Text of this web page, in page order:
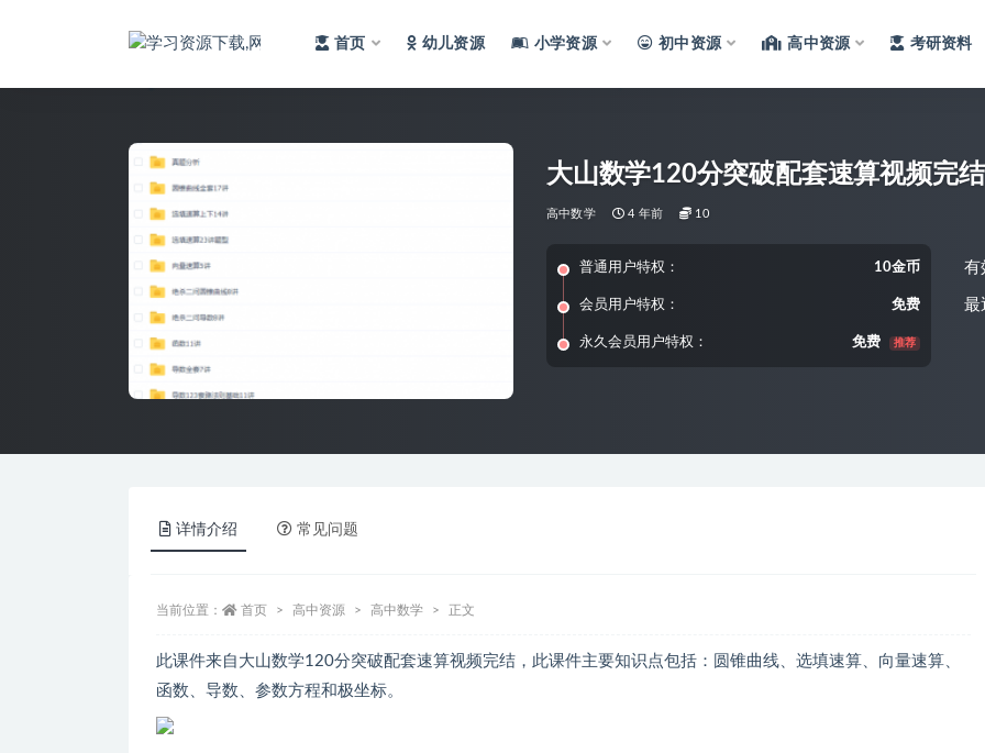
首页 幼儿资源 小学资源 初中资源 高中资源 考研资料
大山数学120分突破配套速算视频完结
高中数学 4 年前 10
普通用户特权： 10金币
会员用户特权： 免费
永久会员用户特权： 免费 推荐
有
最
详情介绍 常见问题
当前位置： 首页 高中资源 高中数学 正文
此课件来自大山数学120分突破配套速算视频完结，此课件主要知识点包括：圆锥曲线、选填速算、向量速算、
函数、导数、参数方程和极坐标。